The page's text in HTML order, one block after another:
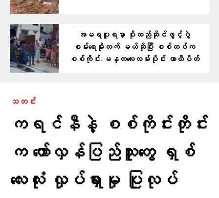
အမရပူရမှာ ပိုးထည်ဆိုင်ဖွင့်ပွဲ
စမ်းရေမိုးတက် မယ်ဆိုပြီး စစ်တပ်က
စစ်ကိုင်း-မန္တလေးလမ်းပိုင်း ယာယီပိတ်
သတင်း
ကရင်နီနဲ့ စစ်ကိုင်းတိုင်း
က တော်လှန်ပြည်သူတွေ ရှစ်
လေးလုံး လှုပ်ရှားမှု ပြုလုပ်